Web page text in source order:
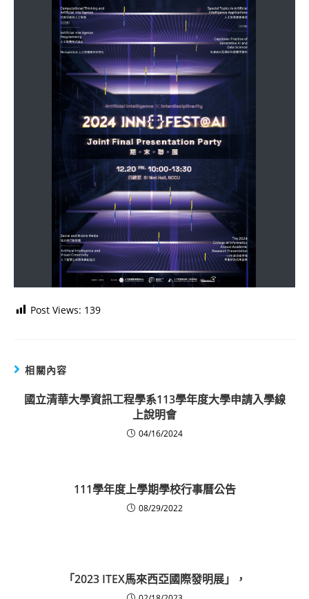
Post Views: 139
相關內容
國立清華大學資訊工程學系113學年度大學申請入學線
上說明會
04/16/2024
111學年度上學期學校行事曆公告
08/29/2022
「2023 ITEX馬來西亞國際發明展」，